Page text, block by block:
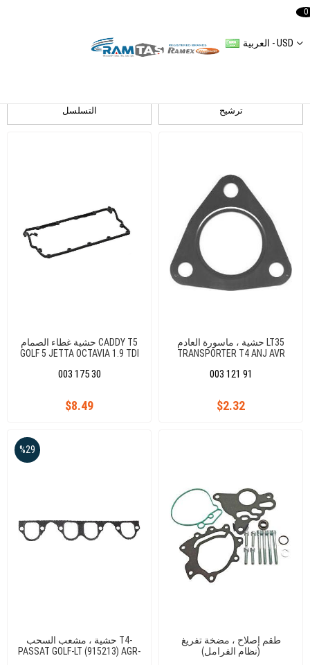
العربية - USD
0
ترشيح التسلسل
حشية غطاء الصمام CADDY T5
GOLF 5 JETTA OCTAVIA 1.9 TDI
003 175 30
$8.49
حشية ، ماسورة العادم LT35
TRANSPORTER T4 ANJ AVR
003 121 91
$2.32
حشية ، مشعب السحب T4-
PASSAT GOLF-LT (915213) AGR-
%29
طقم إصلاح ، مضخة تفريغ
(نظام الفرامل)